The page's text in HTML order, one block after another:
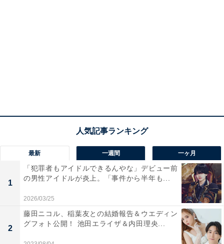
最新 一週間 一ヶ月
1
「犯罪者もアイドルできるんやな」デビュー前
の男性アイドルが炎上。「事件から半年も...
2026/03/25
2
藤田ニコル、稲葉友との結婚報告＆ウエディン
グフォト公開！ 池田エライザ＆内田理央...